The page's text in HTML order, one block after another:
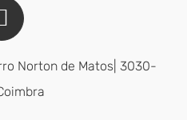
Norton de Matos| 3030-